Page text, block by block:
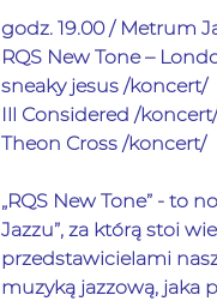
godz. 19.00 / Metrum
RQS New Tone –
sneaky jesus /koncert/
Ill Considered /koncert/
Theon Cross /koncert/
„RQS New Tone” - to
Jazzu”, za którą stoi
przedstawicielami
muzyką jazzową, jaka